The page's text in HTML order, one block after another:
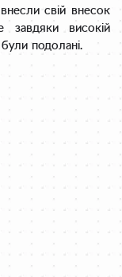
свій внесок
завдяки високій
були подолані.